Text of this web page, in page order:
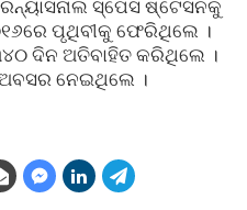
ସ୍ପେସ ଷ୍ଟେସନକୁ
ପୃଥିବୀକୁ ଫେରିଥିଲେ ।
ଦିନ ଅତିବାହିତ କରିଥିଲେ ।
ଅବସର ନେଇଥିଲେ ।